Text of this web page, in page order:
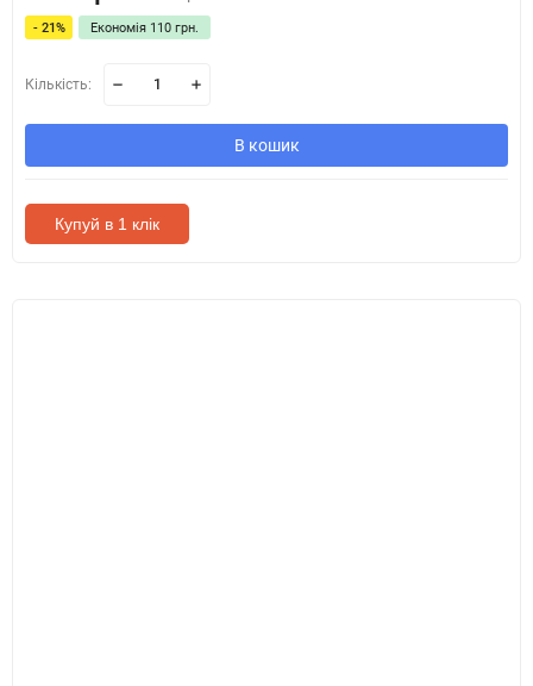
- 21% Економія 110 грн.
Кількість:
В кошик
Купуй в 1 клік